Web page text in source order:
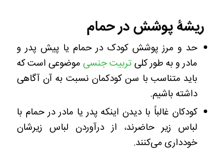
ریشۀ پوشش در حمام
حد و مرز پوشش کودک در حمام یا پیش پدر و
مادر و به طور کلیتربیت جنسی موضوعی است که
باید متناسب با سن کودکمان نسبت به آن آگاهی
داشته باشیم.
کودکان غالباً با دیدن اینکه پدر یا مادر در حمام با
لباس زیر حاضرند، از درآوردن لباس زیرشان
خودداری می‌کنند.